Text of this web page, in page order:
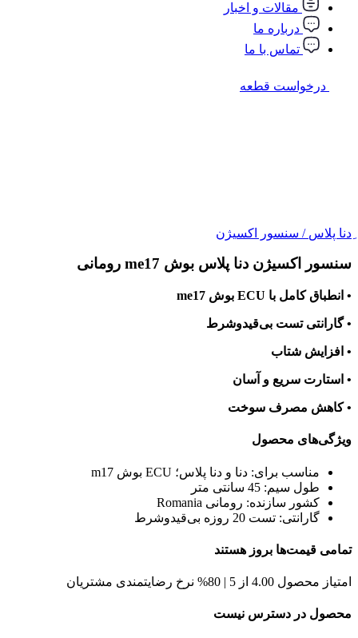
مقالات و اخبار
درباره ما
تماس با ما
درخواست قطعه
ِدنا پلاس / سنسور اکسیژن
سنسور اکسیژن دنا پلاس بوش me17 رومانی
• انطباق کامل با ECU بوش me17
• گارانتی تست بی‌قیدوشرط
• افزایش شتاب
• استارت سریع و آسان
• کاهش مصرف سوخت
ویژگی‌های محصول
مناسب برای: دنا و دنا پلاس؛ ECU بوش m17
طول سیم: 45 سانتی متر
کشور سازنده: رومانی Romania
گارانتی: تست 20 روزه بی‌قیدوشرط
تمامی قیمت‌ها بروز هستند
امتیاز محصول 4.00 از 5 | 80% نرخ رضایتمندی مشتریان
محصول در دسترس نیست